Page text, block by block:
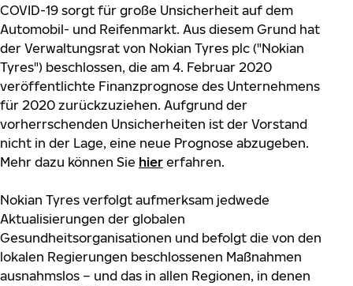
COVID-19 sorgt für große Unsicherheit auf dem
Automobil- und Reifenmarkt. Aus diesem Grund hat
der Verwaltungsrat von Nokian Tyres plc ("Nokian
Tyres") beschlossen, die am 4. Februar 2020
veröffentlichte Finanzprognose des Unternehmens
für 2020 zurückzuziehen. Aufgrund der
vorherrschenden Unsicherheiten ist der Vorstand
nicht in der Lage, eine neue Prognose abzugeben.
Mehr dazu können Sie hier erfahren.
Nokian Tyres verfolgt aufmerksam jedwede
Aktualisierungen der globalen
Gesundheitsorganisationen und befolgt die von den
lokalen Regierungen beschlossenen Maßnahmen
ausnahmslos – und das in allen Regionen, in denen